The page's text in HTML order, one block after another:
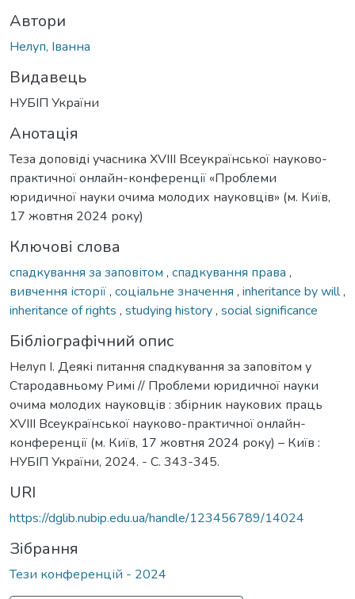
Автори
Нелуп, Іванна
Видавець
НУБІП України
Анотація
Теза доповіді учасника XVIII Всеукраїнської науково-
практичної онлайн-конференції «Проблеми
юридичної науки очима молодих науковців» (м. Київ,
17 жовтня 2024 року)
Ключові слова
спадкування за заповітом , спадкування права ,
вивчення історії, соціальне значення , inheritance by will,
inheritance of rights , studying history, social significance
Бібліографічний опис
Нелуп І. Деякі питання спадкування за заповітом у
Стародавньому Римі // Проблеми юридичної науки
очима молодих науковців : збірник наукових праць
XVIII Всеукраїнської науково-практичної онлайн-
конференції (м. Київ, 17 жовтня 2024 року) – Київ :
НУБІП України, 2024. - С. 343-345.
URI
https://dglib.nubip.edu.ua/handle/123456789/14024
Зібрання
Тези конференцій - 2024